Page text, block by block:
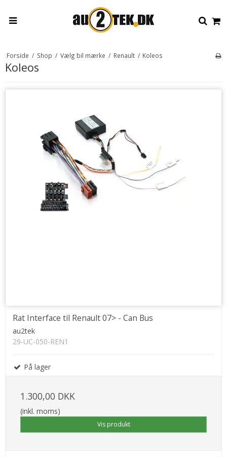
Forside / Shop / Vælg bil mærke / Renault / Koleos
Koleos
Rat Interface til Renault 07> - Can Bus
au2tek
29-UC-050-REN1
På lager
1.300,00 DKK
(inkl. moms)
Vis produkt